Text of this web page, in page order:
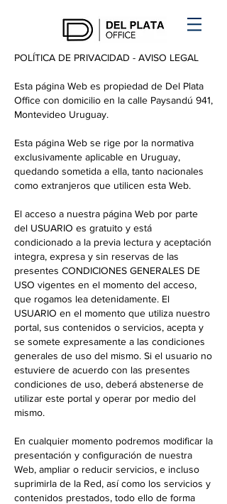
POLÍTICA DE PRIVACIDAD - AVISO LEGAL
Esta página Web es propiedad de Del Plata
Office con domicilio en la calle Paysandú 941,
Montevideo Uruguay.
Esta página Web se rige por la normativa
exclusivamente aplicable en Uruguay,
quedando sometida a ella, tanto nacionales
como extranjeros que utilicen esta Web.
El acceso a nuestra página Web por parte
del USUARIO es gratuito y está
condicionado a la previa lectura y aceptación
integra, expresa y sin reservas de las
presentes CONDICIONES GENERALES DE
USO vigentes en el momento del acceso,
que rogamos lea detenidamente. El
USUARIO en el momento que utiliza nuestro
portal, sus contenidos o servicios, acepta y
se somete expresamente a las condiciones
generales de uso del mismo. Si el usuario no
estuviere de acuerdo con las presentes
condiciones de uso, deberá abstenerse de
utilizar este portal y operar por medio del
mismo.
En cualquier momento podremos modificar la
presentación y configuración de nuestra
Web, ampliar o reducir servicios, e incluso
suprimirla de la Red, así como los servicios y
contenidos prestados, todo ello de forma